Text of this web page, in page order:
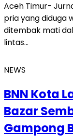
Aceh Timur-
pria yang diduga
ditembak mati
lintas…
NEWS
BNN Kota
Bazar
Gampong